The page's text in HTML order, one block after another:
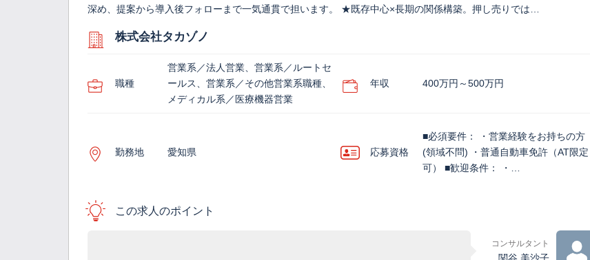
深め、提案から導入後フォローまで一気通貫で担います。 ★既存中心×長期の関係構築。押し売りでは…
株式会社タカゾノ
職種
営業系／法人営業、営業系／ルートセ
ールス、営業系／その他営業系職種、
メディカル系／医療機器営業
年収 400万円～500万円
勤務地 愛知県 応募資格
■必須要件： ・営業経験をお持ちの方
(領域不問) ・普通自動車免許（AT限定
可） ■歓迎条件： ・…
この求人のポイント
コンサルタント
関谷 美沙子